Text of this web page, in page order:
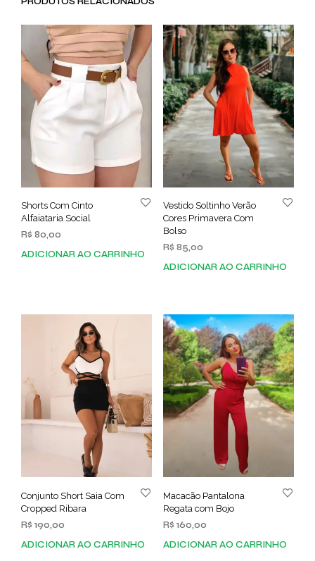
Shorts Com Cinto
Alfaiataria Social
R$ 80,00
ADICIONAR AO CARRINHO
Vestido Soltinho Verão
Cores Primavera Com
Bolso
R$ 85,00
ADICIONAR AO CARRINHO
Conjunto Short Saia Com
Cropped Ribara
R$ 190,00
ADICIONAR AO CARRINHO
Macacão Pantalona
Regata com Bojo
R$ 160,00
ADICIONAR AO CARRINHO